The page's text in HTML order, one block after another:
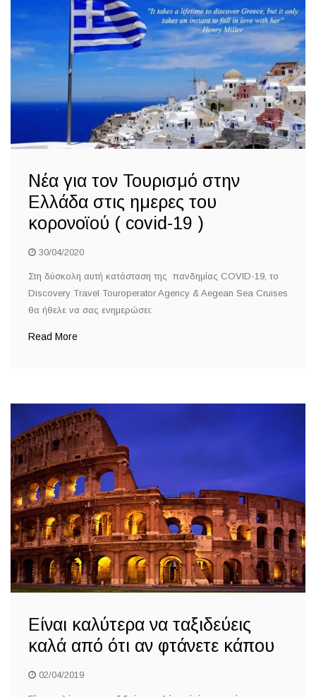
Νέα για τον Τουρισμό στην
Ελλάδα στις ημερες του
κορονοϊού ( covid-19 )
30/04/2020
Στη δύσκολη αυτή κατάσταση της πανδημίας COVID-19, το
Discovery Travel Touroperator Agency & Aegean Sea Cruises
θα ήθελε να σας ενημερώσει:
Read More
Είναι καλύτερα να ταξιδεύεις
καλά από ότι αν φτάνετε κάπου
02/04/2019